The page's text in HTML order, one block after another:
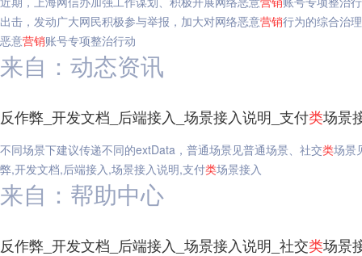
出击，发动广大网民积极参与举报，加大对网络恶意营销行为的综合治
恶意营销账号专项整治行动
来自：动态资讯
反作弊_开发文档_后端接入_场景接入说明_支付类场景
不同场景下建议传递不同的extData，普通场景见普通场景、社交类场景
弊,开发文档,后端接入,场景接入说明,支付类场景接入
来自：帮助中心
反作弊_开发文档_后端接入_场景接入说明_社交类场景